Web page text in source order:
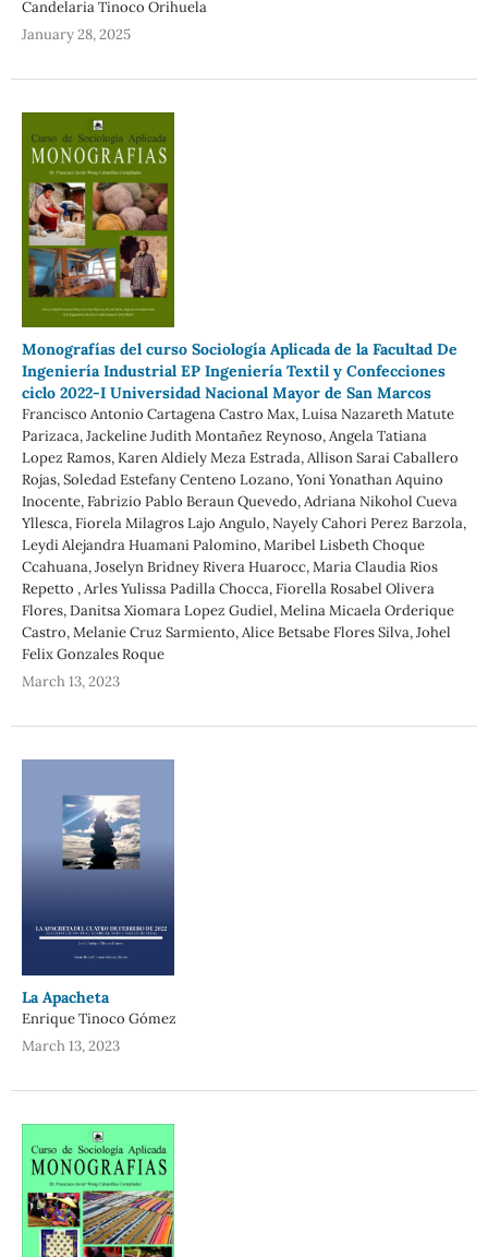
Candelaria Tinoco Orihuela
January 28, 2025
Monografías del curso Sociología Aplicada de la Facultad De
Ingeniería Industrial EP Ingeniería Textil y Confecciones
ciclo 2022-I Universidad Nacional Mayor de San Marcos
Francisco Antonio Cartagena Castro Max, Luisa Nazareth Matute
Parizaca, Jackeline Judith Montañez Reynoso, Angela Tatiana
Lopez Ramos, Karen Aldiely Meza Estrada, Allison Sarai Caballero
Rojas, Soledad Estefany Centeno Lozano, Yoni Yonathan Aquino
Inocente, Fabrizio Pablo Beraun Quevedo, Adriana Nikohol Cueva
Yllesca, Fiorela Milagros Lajo Angulo, Nayely Cahori Perez Barzola,
Leydi Alejandra Huamani Palomino, Maribel Lisbeth Choque
Ccahuana, Joselyn Bridney Rivera Huarocc, Maria Claudia Rios
Repetto , Arles Yulissa Padilla Chocca, Fiorella Rosabel Olivera
Flores, Danitsa Xiomara Lopez Gudiel, Melina Micaela Orderique
Castro, Melanie Cruz Sarmiento, Alice Betsabe Flores Silva, Johel
Felix Gonzales Roque
March 13, 2023
La Apacheta
Enrique Tinoco Gómez
March 13, 2023